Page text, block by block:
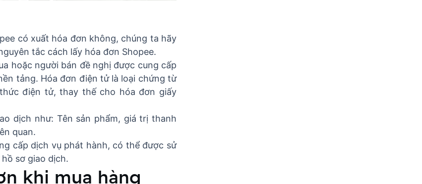
có xuất hóa đơn không, chúng ta hãy
tắc cách lấy hóa đơn Shopee.
hoặc người bán đề nghị được cung cấp
tảng. Hóa đơn điện tử là loại chứng từ
điện tử, thay thế cho hóa đơn giấy
dịch như: Tên sản phẩm, giá trị thanh
quan.
cấp dịch vụ phát hành, có thể được sử
sơ giao dịch.
khi mua hàng